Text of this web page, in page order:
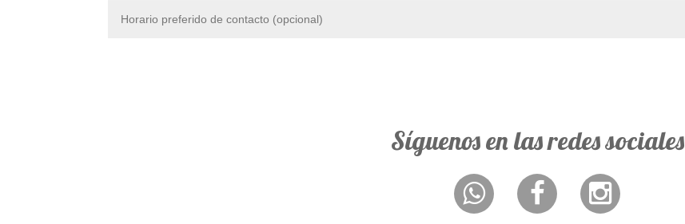
Síguenos en las redes sociales